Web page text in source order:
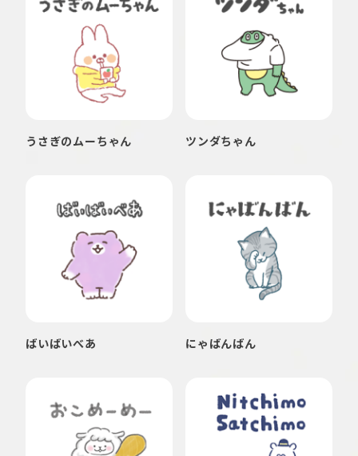
うさぎのムーちゃん ツンダちゃん
ばいばいべあ にゃばんばん